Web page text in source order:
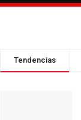
Tendencias